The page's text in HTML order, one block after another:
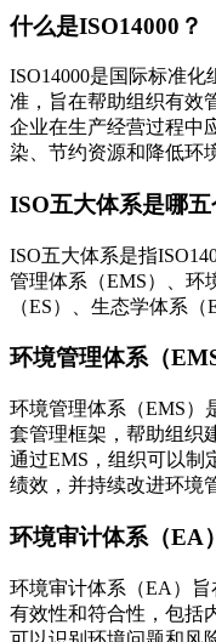
什么是ISO14000？
ISO14000是国际标准
准，旨在帮助组织有效
企业在生产经营过程中
染、节约资源和降低环
ISO五大体系是哪五
ISO五大体系是指
管理体系（EMS）、环
（ES）、生态学体系
环境管理体系（EMS
环境管理体系（EMS）
套管理框架，帮助组织
通过EMS，组织可以制
绩效，并持续改进环境
环境审计体系（EA）
环境审计体系（EA）
有效性和符合性，包括